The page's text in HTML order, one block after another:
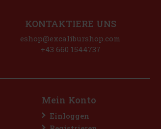
KONTAKTIERE UNS
eshop@excaliburshop.com
+43 660 1544737
Mein Konto
Einloggen